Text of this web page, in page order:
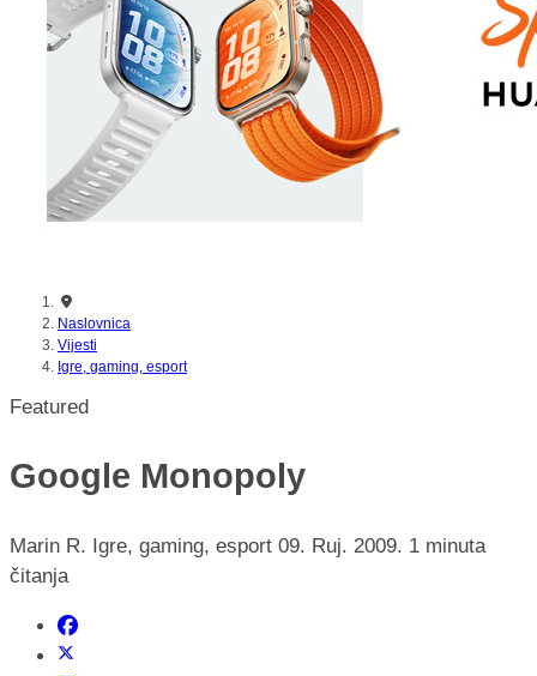
Naslovnica
Vijesti
Igre, gaming, esport
Featured
Google Monopoly
Marin R. Igre, gaming, esport 09. Ruj. 2009. 1 minuta
čitanja